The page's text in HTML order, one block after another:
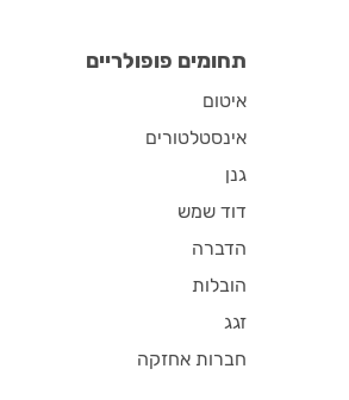
תחומים פופולריים
איטום
אינסטלטורים
גנן
דוד שמש
הדברה
הובלות
זגג
חברות אחזקה